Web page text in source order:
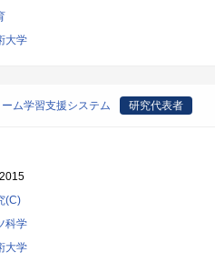
大学
ム学習支援システム 研究代表者
(C)
科学
大学